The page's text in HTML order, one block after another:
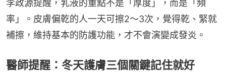
李政源提醒，乳液的重點不是「厚度」，而是「頻
率」。皮膚偏乾的人一天可擦2～3次，覺得乾、緊就
補擦，維持基本的防護功能，才不會演變成發炎。
醫師提醒：冬天護膚三個關鍵記住就好